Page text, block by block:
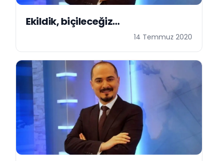
Ekildik, biçileceğiz…
14 Temmuz 2020